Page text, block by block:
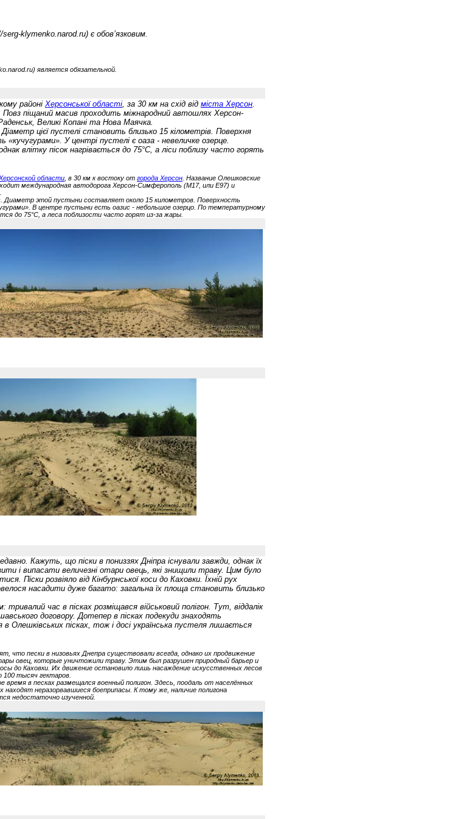
klymenko.narod.ru) є обов’язковим.
является обязательной.
районі Херсонської області, за 30 км на схід від міста Херсон.
Повз піщаний масив проходить міжнародний автошлях Херсон-
Великі Копані та Нова Маячка.
цієї пустелі становить близько 15 кілометрів. Поверхня
У центрі пустелі є оаза - невеличке озерце.
влітку пісок нагрівається до 75°С, а ліси поблизу часто горять
Херсонской области , в 30 км к востоку от города Херсон . Название Олешковские
международная автодорога Херсон-Симферополь (M17, или E97) и
Диаметр этой пустыни составляет около 15 километров. Поверхность
В центре пустыни есть оазис - небольшое озерцо. По температурному
до 75°С, а леса поблизости часто горят из-за жары.
Кажуть, що піски в пониззях Дніпра існували завжди, однак їх
і випасати величезні отари овець, які знищили траву. Цим було
Піски розвіяло від Кінбурнської коси до Каховки. Їхній рух
насадити дуже багато: загальна їх площа становить близько
час в пісках розміщався військовий полігон. Тут, віддалік
договору. Дотепер в пісках подекуди знаходять
Олешківських пісках, тож і досі українська пустеля лишається
что пески в низовьях Днепра существовали всегда, однако их продвижение
овец, которые уничтожили траву. Этим был разрушен природный барьер и
до Каховки. Их движение остановило лишь насаждение искусственных лесов
100 тысяч гектаров.
в песках размещался военный полигон. Здесь, поодаль от населённых
неразорвавшиеся боеприпасы. К тому же, наличие полигона
недостаточно изученной.